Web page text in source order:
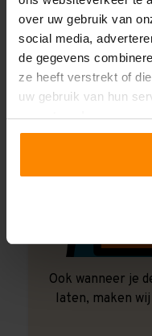
over uw gebruik van
social media,
de gegevens
ze heeft verstrekt of
uw gebruik van hun
accepteren!
Ook wanneer je
laten, maken